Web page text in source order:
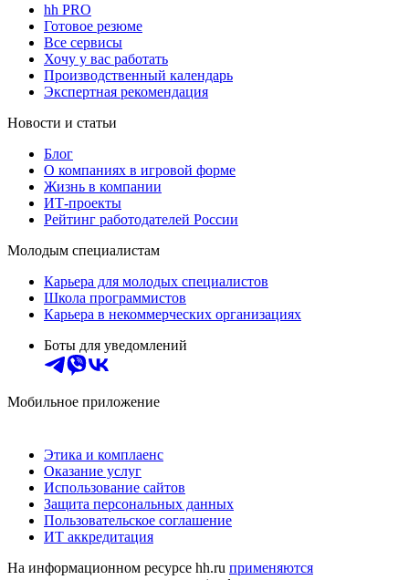
hh PRO
Готовое резюме
Все сервисы
Хочу у вас работать
Производственный календарь
Экспертная рекомендация
Новости и статьи
Блог
О компаниях в игровой форме
Жизнь в компании
ИТ-проекты
Рейтинг работодателей России
Молодым специалистам
Карьера для молодых специалистов
Школа программистов
Карьера в некоммерческих организациях
Боты для уведомлений
Мобильное приложение
Этика и комплаенс
Оказание услуг
Использование сайтов
Защита персональных данных
Пользовательское соглашение
ИТ аккредитация
На информационном ресурсе hh.ru применяются